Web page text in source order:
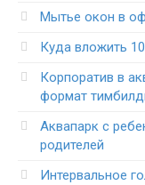
Мытье окон в
Куда вложить
Корпоратив в
формат
Аквапарк с
родителей
Интервальное